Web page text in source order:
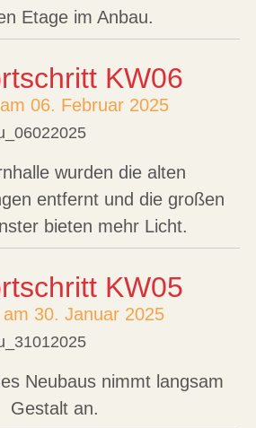
Etage im Anbau.
KW06
06. Februar 2025
wurden die alten
entfernt und die großen
bieten mehr Licht.
KW05
30. Januar 2025
Neubaus nimmt langsam
Gestalt an.